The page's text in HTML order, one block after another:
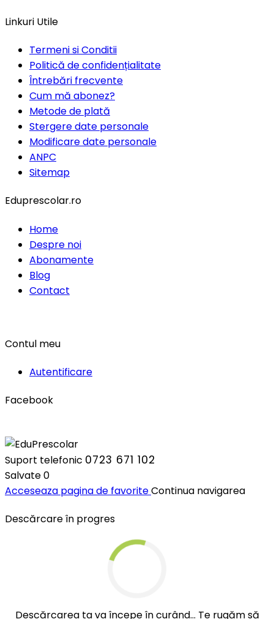
Linkuri Utile
Termeni si Conditii
Politică de confidențialitate
Întrebări frecvente
Cum mă abonez?
Metode de plată
Stergere date personale
Modificare date personale
ANPC
Sitemap
Eduprescolar.ro
Home
Despre noi
Abonamente
Blog
Contact
Contul meu
Autentificare
Facebook
Suport telefonic 0723 671 102
Salvate0
Acceseaza pagina de favoriteContinua navigarea
Descărcare în progres
Descărcarea ta va începe în curând... Te rugăm să